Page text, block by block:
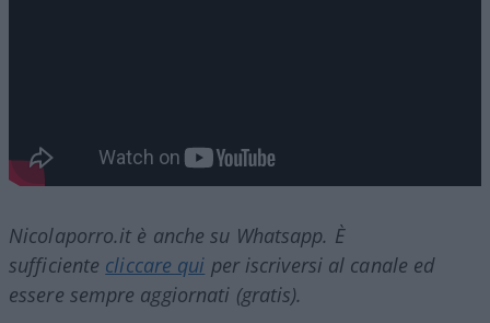
Nicolaporro.it è anche su Whatsapp. È
sufficiente cliccare qui per iscriversi al canale ed
essere sempre aggiornati (gratis).